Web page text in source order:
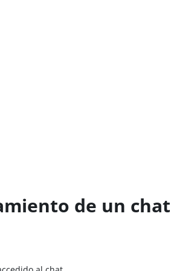
de un chat